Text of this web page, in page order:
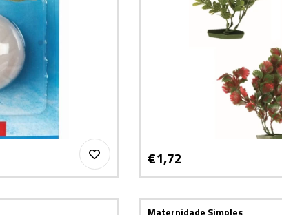
€1,72
Maternidade Simples